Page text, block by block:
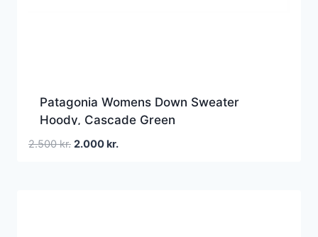
Patagonia Womens Down Sweater
Hoody, Cascade Green
2.500kr. Den
2.000 kr.Den